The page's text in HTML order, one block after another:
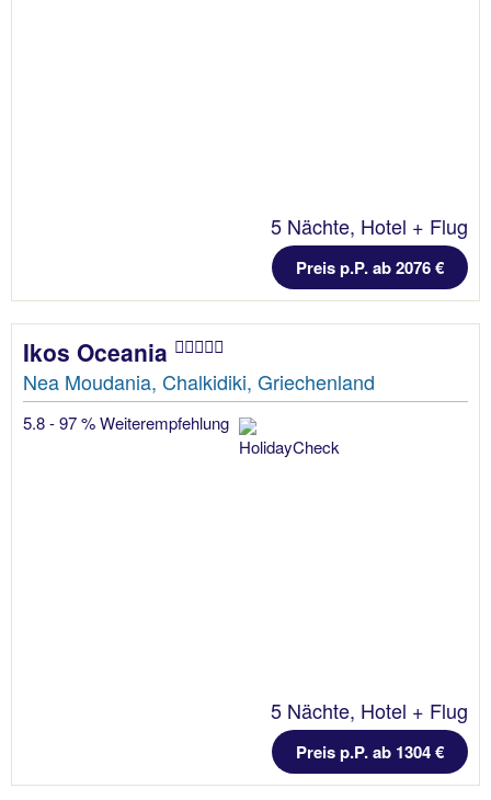
5 Nächte, Hotel + Flug
Preis p.P. ab 2076 €
Ikos Oceania
Nea Moudania, Chalkidiki, Griechenland
5.8 - 97 % Weiterempfehlung
5 Nächte, Hotel + Flug
Preis p.P. ab 1304 €